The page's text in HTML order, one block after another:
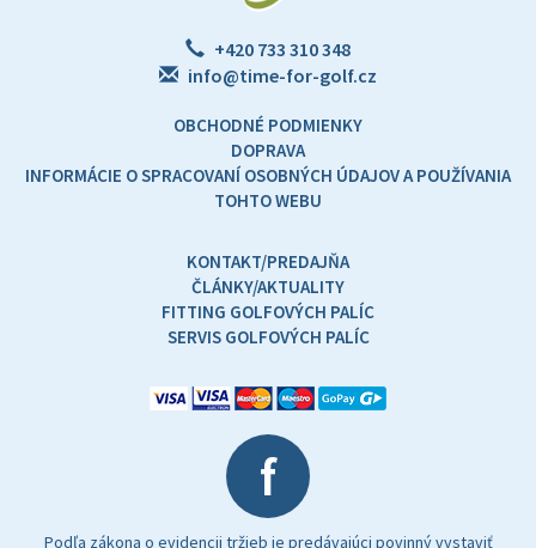
+420 733 310 348
info@time-for-golf.cz
OBCHODNÉ PODMIENKY
DOPRAVA
INFORMÁCIE O SPRACOVANÍ OSOBNÝCH ÚDAJOV A POUŽÍVANIA
TOHTO WEBU
KONTAKT/PREDAJŇA
ČLÁNKY/AKTUALITY
FITTING GOLFOVÝCH PALÍC
SERVIS GOLFOVÝCH PALÍC
f
Podľa zákona o evidencii tržieb je predávajúci povinný vystaviť